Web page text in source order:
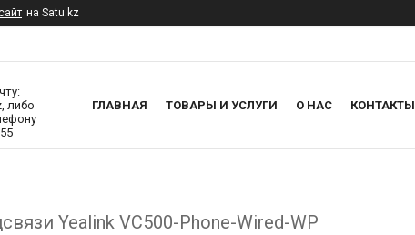
на Satu.kz
либо
ГЛАВНАЯ ТОВАРЫ И УСЛУГИ О НАС КОНТАКТЫ
Yealink VC500-Phone-Wired-WP